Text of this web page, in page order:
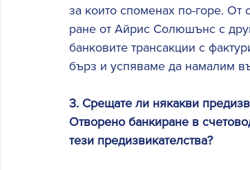
за които споменах по-горе.
ране от Айрис Солюшънс с
банковите трансакции с
бърз и успяваме да намалим
3. Срещате ли някакви
Отворено банкиране в
тези предизвикателства?